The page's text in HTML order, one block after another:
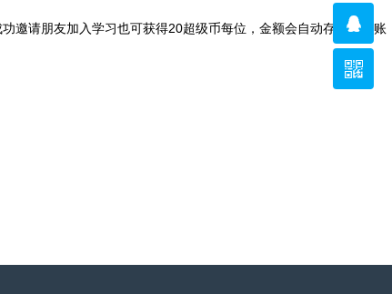
邀请朋友加入学习也可获得20超级币每位，金额会自动存入您的账